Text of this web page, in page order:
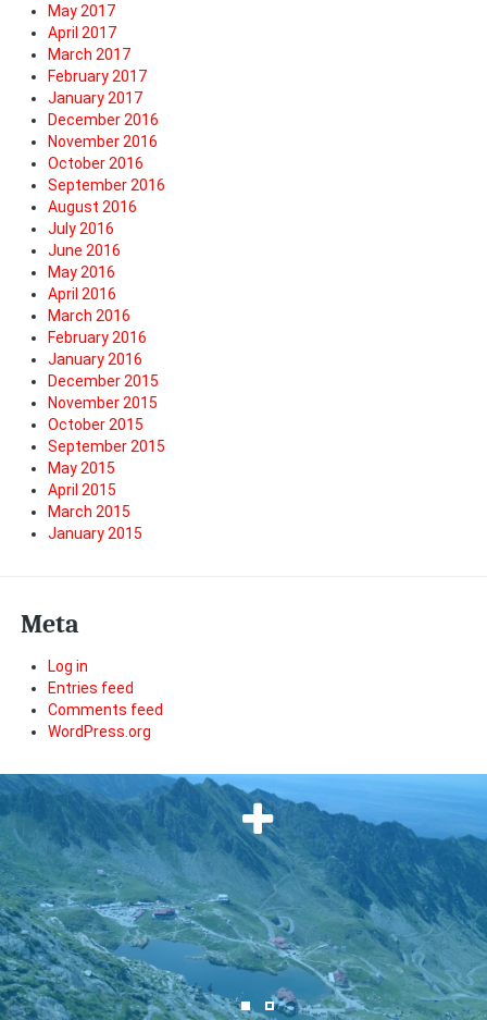
May 2017
April 2017
March 2017
February 2017
January 2017
December 2016
November 2016
October 2016
September 2016
August 2016
July 2016
June 2016
May 2016
April 2016
March 2016
February 2016
January 2016
December 2015
November 2015
October 2015
September 2015
May 2015
April 2015
March 2015
January 2015
Meta
Log in
Entries feed
Comments feed
WordPress.org